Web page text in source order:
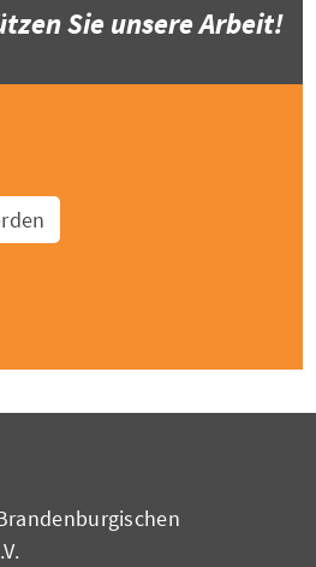
Sie unsere Arbeit!